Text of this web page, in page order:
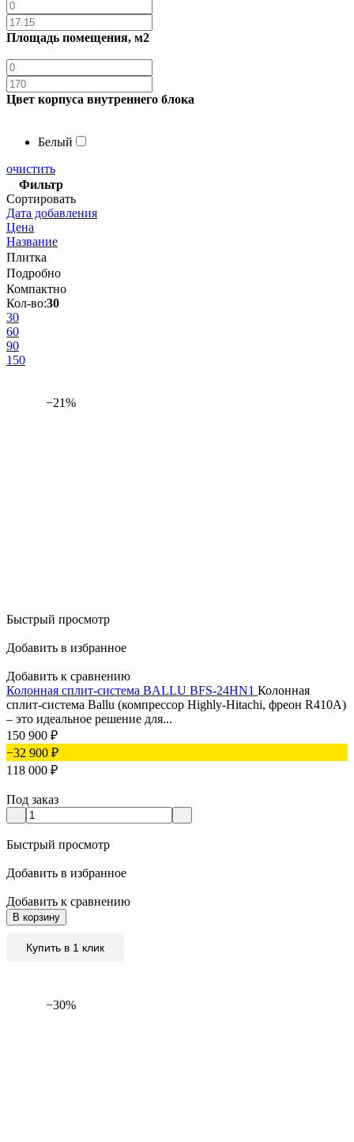
Площадь помещения, м2
Цвет корпуса внутреннего блока
Белый
очистить
Фильтр
Сортировать
Дата добавления
Цена
Название
Плитка
Подробно
Компактно
Кол-во:30
30
60
90
150
−21%
Быстрый просмотр
Добавить в избранное
Добавить к сравнению
Колонная сплит-система BALLU BFS-24HN1 Колонная
сплит-система Ballu (компрессор Highly-Hitachi, фреон R410A)
– это идеальное решение для...
150 900 ₽
−32 900 ₽
118 000 ₽
Под заказ
Быстрый просмотр
Добавить в избранное
Добавить к сравнению
В корзину
Купить в 1 клик
−30%